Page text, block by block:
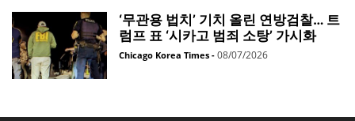
‘무관용 법치’ 기치 올린 연방검찰… 트
럼프 표 ‘시카고 범죄 소탕’ 가시화
Chicago Korea Times - 08/07/2026